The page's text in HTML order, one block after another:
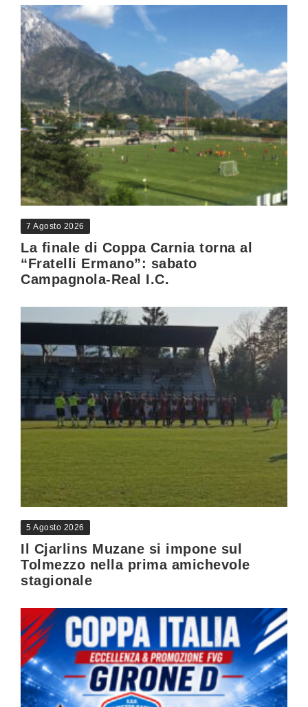
7 Agosto 2026
La finale di Coppa Carnia torna al
“Fratelli Ermano”: sabato
Campagnola-Real I.C.
5 Agosto 2026
Il Cjarlins Muzane si impone sul
Tolmezzo nella prima amichevole
stagionale